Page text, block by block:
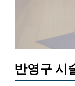
반영구 시